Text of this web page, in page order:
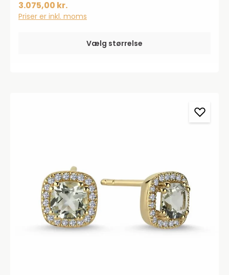
produceres på bestilling, forvent derfor en
leveringstid på op til 14 dageHar du specielle ønsker,
trykfejl og prisstigninger.
3.075,00 kr.
Priser er inkl. moms
Vælg størrelse